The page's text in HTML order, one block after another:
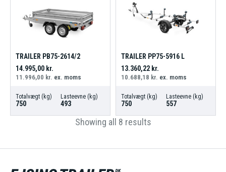
Showing all 8 results
TRAILER PB75-2614/2
14.995,00 kr.
11.996,00 kr. ex. moms
Totalvægt (kg)
750
Lasteevne (kg)
493
TRAILER PP75-5916 L
13.360,22 kr.
10.688,18 kr. ex. moms
Totalvægt (kg)
750
Lasteevne (kg)
557